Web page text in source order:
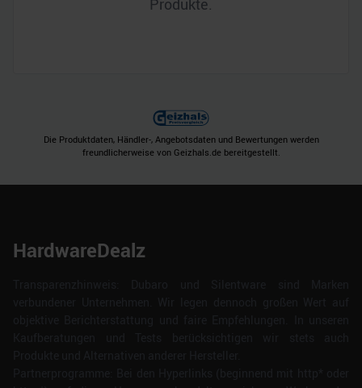
Produkte.
Die Produktdaten, Händler-, Angebotsdaten und Bewertungen werden
freundlicherweise von Geizhals.de bereitgestellt.
HardwareDealz